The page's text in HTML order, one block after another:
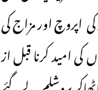
اپروچ اور مزاج کی
امید کرنا قبل از